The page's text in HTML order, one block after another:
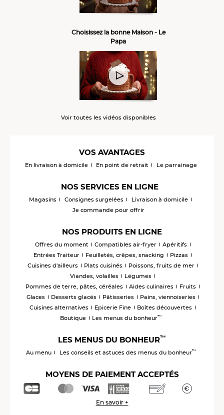
Choisissez la bonne Maison - Le
Papa
Voir toutes les vidéos disponibles
VOS AVANTAGES
En livraison à domicile En point de retrait Le parrainage
NOS SERVICES EN LIGNE
Magasins Consignes surgelées
Livraison à domicile
Je commande pour offrir
NOS PRODUITS EN LIGNE
Offres du moment Compatibles air-fryer
Apéritifs
Entrées Traiteur
Feuilletés, crêpes, snacking
Pizzas
Cuisines d'ailleurs
Plats cuisinés
Poissons, fruits de mer
Viandes, volailles
Légumes
Pommes de terre, pâtes, céréales
Aides culinaires
Fruits
Glaces
Desserts glacés Pâtisseries
Pains, viennoiseries
Cuisines alternatives
Epicerie Fine
Boîtes découvertes
Boutique
Les menus du bonheur™
LES MENUS DU BONHEUR™
Au menu Les conseils et astuces des menus du bonheur™
MOYENS DE PAIEMENT ACCEPTÉS
En savoir +